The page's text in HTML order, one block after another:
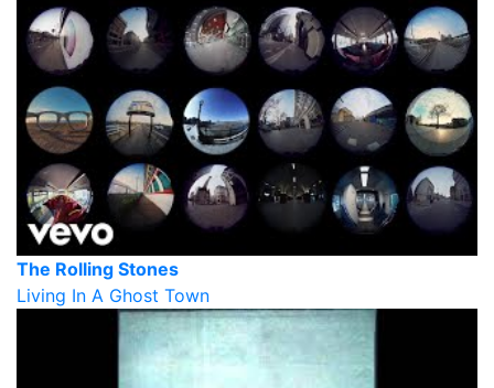
The Rolling Stones
Living In A Ghost Town